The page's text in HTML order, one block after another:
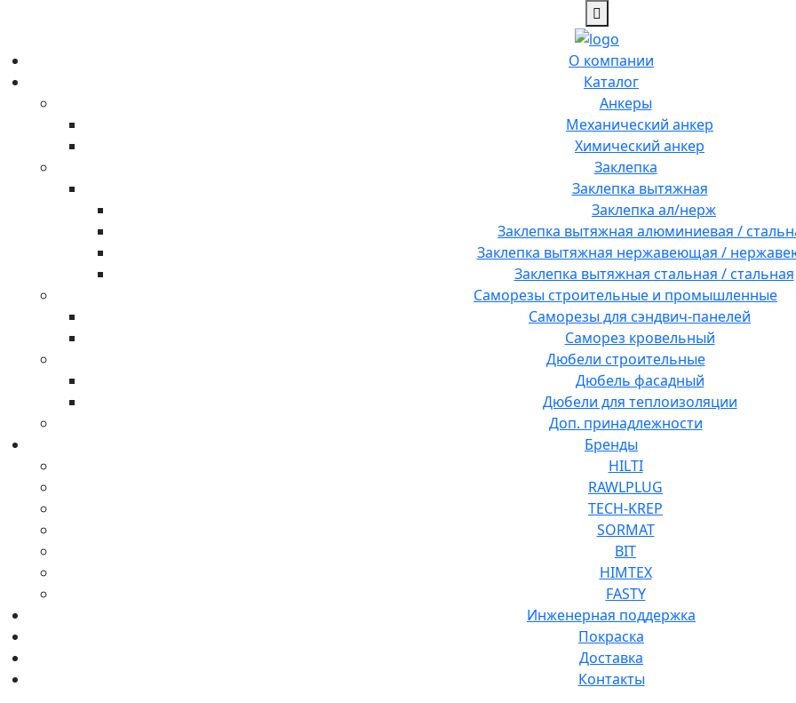
О компании
Каталог
Анкеры
Механический анкер
Химический анкер
Заклепка
Заклепка вытяжная
Заклепка ал/нерж
Заклепка вытяжная алюминиевая /
Заклепка вытяжная нержавеющая /
Заклепка вытяжная стальная / стальная
Саморезы строительные и промышленные
Саморезы для сэндвич-панелей
Саморез кровельный
Дюбели строительные
Дюбель фасадный
Дюбели для теплоизоляции
Доп. принадлежности
Бренды
HILTI
RAWLPLUG
TECH-KREP
SORMAT
BIT
HIMTEX
FASTY
Инженерная поддержка
Покраска
Доставка
Контакты